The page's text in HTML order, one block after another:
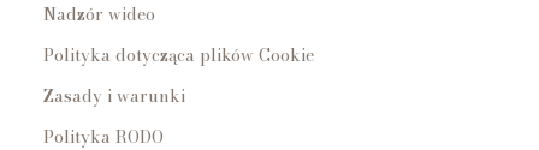
Nadzór wideo
Polityka dotycząca plików Cookie
Zasady i warunki
Polityka RODO